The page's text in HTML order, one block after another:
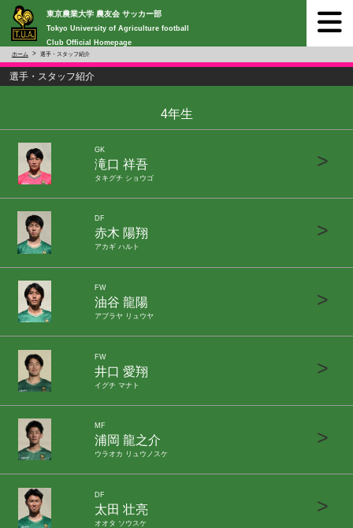
東京農業大学 農友会 サッカー部
Tokyo University of Agriculture football
Club Official Homepage
ホーム 選手・スタッフ紹介
選手・スタッフ紹介
4年生
GK
滝口 祥吾
タキグチ ショウゴ
>
DF
赤木 陽翔
アカギ ハルト
>
FW
油谷 龍陽
アブラヤ リュウヤ
>
FW
井口 愛翔
イグチ マナト
>
MF
浦岡 龍之介
ウラオカ リュウノスケ
>
DF
太田 壮亮
オオタ ソウスケ
>